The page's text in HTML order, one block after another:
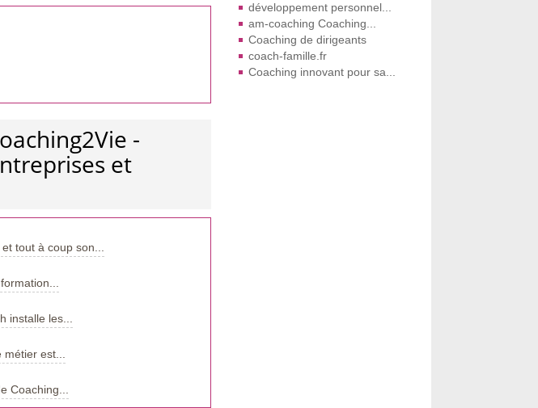
développement personnel...
am-coaching Coaching...
Coaching de dirigeants
coach-famille.fr
Coaching innovant pour sa...
-
et
tout à coup son...
installe les...
est...
Coaching...